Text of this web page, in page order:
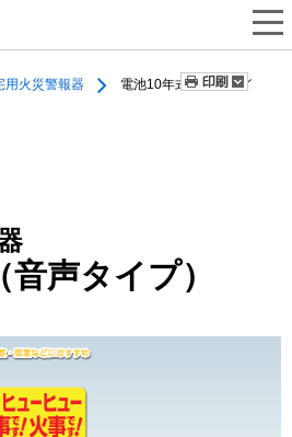
用火災警報器
電池10年式（音声タイ
声タイプ）